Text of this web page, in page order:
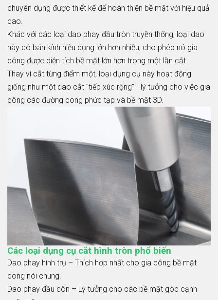
chuyên dụng được thiết kế để hoàn thiện bề mặt với hiệu quả
cao.
Khác với các loại dao phay đầu tròn truyền thống, loại dao
này có bán kính hiệu dụng lớn hơn nhiều, cho phép nó gia
công được diện tích bề mặt lớn hơn trong một lần cắt.
Thay vì cắt từng điểm một, loại dụng cụ này hoạt động
giống như một dao cắt "tiếp xúc rộng" - lý tưởng cho việc gia
công các đường cong phức tạp và bề mặt 3D.
Các loại dụng cụ cắt hình tròn phổ biến
Dao phay hình trụ – Thích hợp nhất cho gia công bề mặt
cong nói chung.
Dao phay đầu côn – Lý tưởng cho các bề mặt góc cạnh